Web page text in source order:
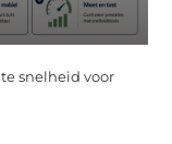
snelheid voor